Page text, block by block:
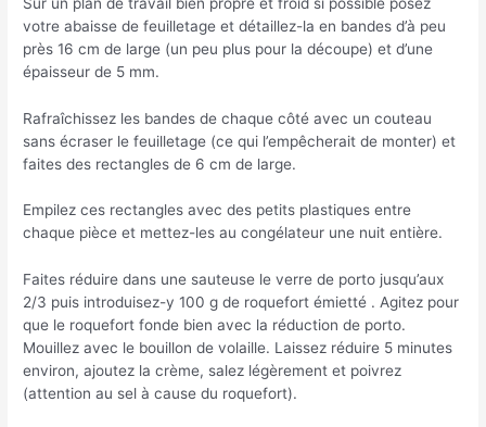
votre abaisse de feuilletage et détaillez-la en bandes d’à peu
près 16 cm de large (un peu plus pour la découpe) et d’une
épaisseur de 5 mm.
Rafraîchissez les bandes de chaque côté avec un couteau
sans écraser le feuilletage (ce qui l’empêcherait de monter) et
faites des rectangles de 6 cm de large.
Empilez ces rectangles avec des petits plastiques entre
chaque pièce et mettez-les au congélateur une nuit entière.
Faites réduire dans une sauteuse le verre de porto jusqu’aux
2/3 puis introduisez-y 100 g de roquefort émietté . Agitez pour
que le roquefort fonde bien avec la réduction de porto.
Mouillez avec le bouillon de volaille. Laissez réduire 5 minutes
environ, ajoutez la crème, salez légèrement et poivrez
(attention au sel à cause du roquefort).